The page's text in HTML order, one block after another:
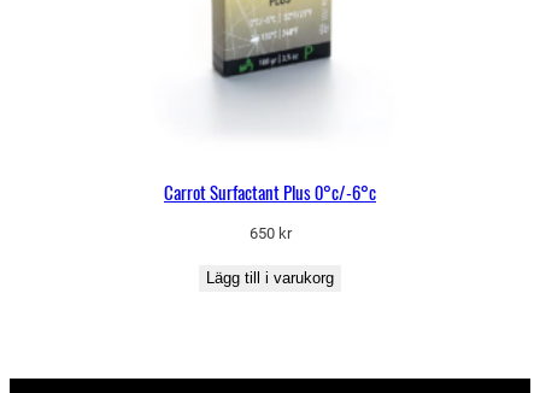
Carrot Surfactant Plus 0°c/-6°c
650 kr
Lägg till i varukorg